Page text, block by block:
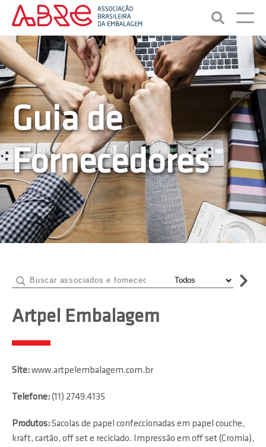
Guia de
Fornecedores
Artpel Embalagem
Site:www.artpelembalagem.com.br
Telefone:(11) 2749.4135
Produtos:Sacolas de papel confeccionadas em papel couche,
kraft, cartão, off set e reciclado. Impressão em off set (Cromia),